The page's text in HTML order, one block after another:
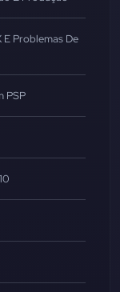
E Problemas De
PSP